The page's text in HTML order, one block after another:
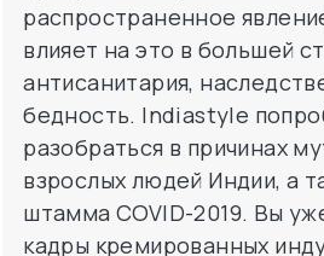
распространенное
влияет на это в большей
антисанитария,
бедность. Indiastyle
разобраться в причинах
взрослых людей Индии, а
штамма COVID-2019. Вы
кадры кремированных